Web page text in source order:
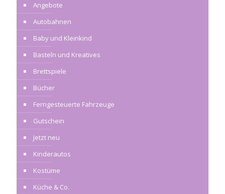
Angebote
Autobahnen
Baby und Kleinkind
Basteln und Kreatives
Brettspiele
Bücher
Ferngesteuerte Fahrzeuge
Gutschein
Jetzt neu
Kinderautos
Kostüme
Küche & Co.